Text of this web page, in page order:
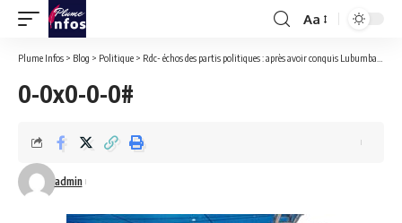
Font
Resizer
Aa
Plume Infos > Blog > Politique > Rdc- échos des partis politiques : après avoir conquis Lubumbashi, Acr d’Eliezer NTAMBWE intensifie ses activités à Kinshasa.
0-0x0-0-0#
admin